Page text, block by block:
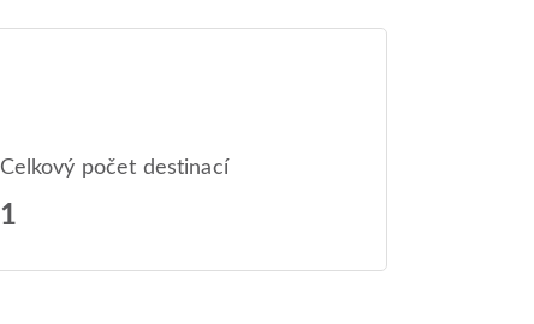
Celkový počet destinací
1